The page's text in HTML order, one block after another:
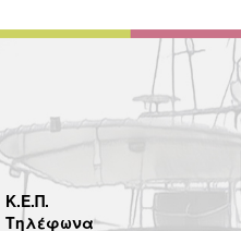
Κ.Ε.Π.
Τηλέφωνα